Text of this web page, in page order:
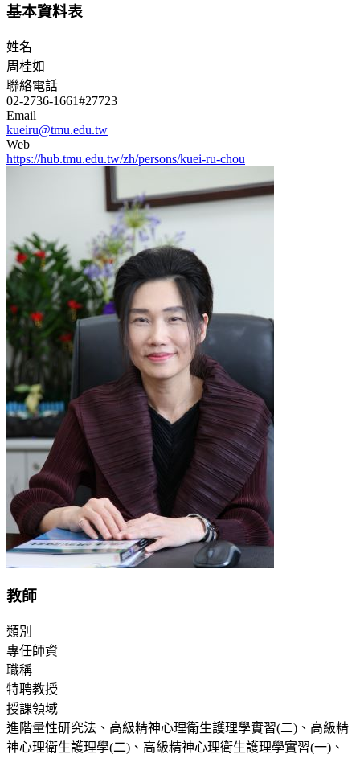
基本資料表
姓名
周桂如
聯絡電話
02-2736-1661#27723
Email
kueiru@tmu.edu.tw
Web
https://hub.tmu.edu.tw/zh/persons/kuei-ru-chou
教師
類別
專任師資
職稱
特聘教授
授課領域
進階量性研究法、高級精神心理衛生護理學實習(二)、高級精
神心理衛生護理學(二)、高級精神心理衛生護理學實習(一)、